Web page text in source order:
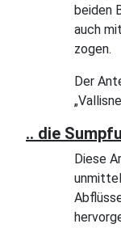
beiden
auch
zogen.
Der
.. die
Diese